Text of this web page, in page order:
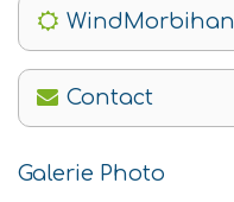
WindMorbihan
Contact
Galerie Photo